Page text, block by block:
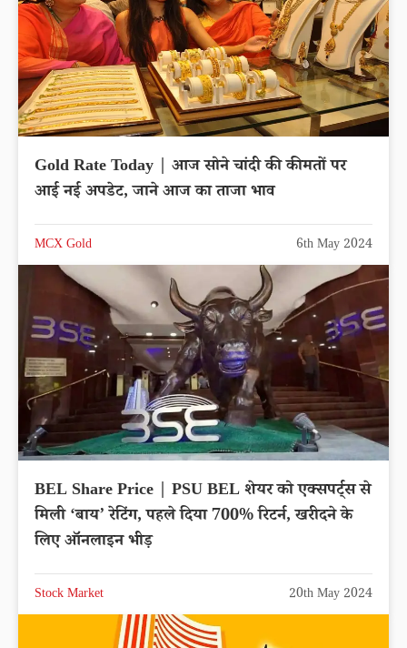
Gold Rate Today | आज सोने चांदी की कीमतों पर
आई नई अपडेट, जाने आज का ताजा भाव
MCX Gold 6th May 2024
BEL Share Price | PSU BEL शेयर को एक्सपर्ट्स से
मिली ‘बाय’ रेटिंग, पहले दिया 700% रिटर्न, खरीदने के
लिए ऑनलाइन भीड़
Stock Market 20th May 2024